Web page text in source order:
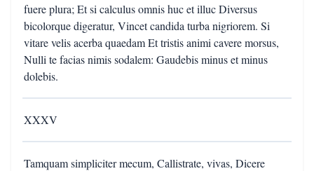
fuere plura; Et si calculus omnis huc et illuc Diversus
bicolorque digeratur, Vincet candida turba nigriorem. Si
vitare velis acerba quaedam Et tristis animi cavere morsus,
Nulli te facias nimis sodalem: Gaudebis minus et minus
dolebis.
XXXV
Tamquam simpliciter mecum, Callistrate, vivas, Dicere